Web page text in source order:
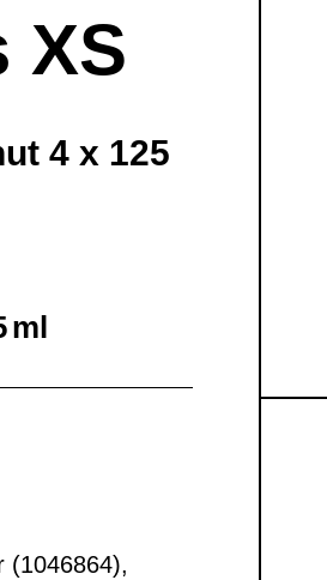
XS
4 x 125
ml
(1046864),